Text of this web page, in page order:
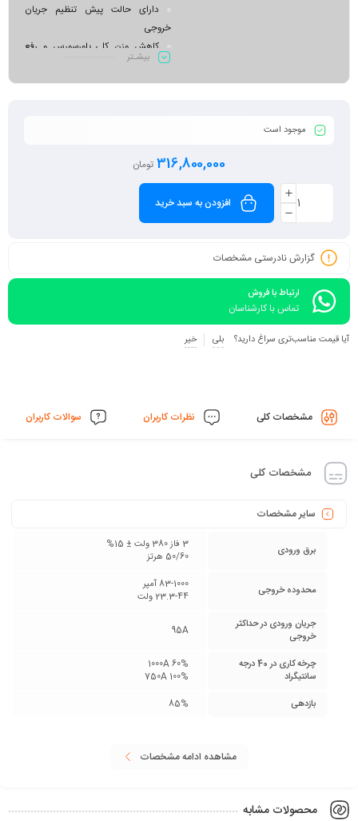
دارای حالت پیش تنظیم جریان
خروجی
کاهش وزن کلی پاورسورس و رفع
مشکل جابجایی نسبت به مدل های
مرسوم
استفاده از تکنولوژی اینورتر و در نتیجه
صرفه جویی در هزینه برق مصرفی
دارای مدار فیدبک جریان و فیدبک
ولتاژ جهت کنترل دقیق حوضچه مذاب و
بیشـتر
موجود است
316,800,000 تومان
افزودن به سبد خرید
گزارش نادرستی مشخصات
ارتباط با فروش
تماس با کارشناسان
آیا قیمت مناسب‌تری سراغ دارید؟ بلی خیر
مشخصات کلی نظرات کاربران سوالات کاربران
مشخصات کلی
سایر مشخصات
برق ورودی
3 فاز 380 ولت ± 15%
50/60 هرتز
محدوده خروجی
83-1000 آمپر
23.3-44 ولت
جریان ورودی در حداکثر
خروجی
95‌A
چرخه کاری در 40 درجه
سانتیگراد
1000A 60%
750A 100%
بازدهی
85%
مشاهده ادامه مشخصات
محصولات مشابه